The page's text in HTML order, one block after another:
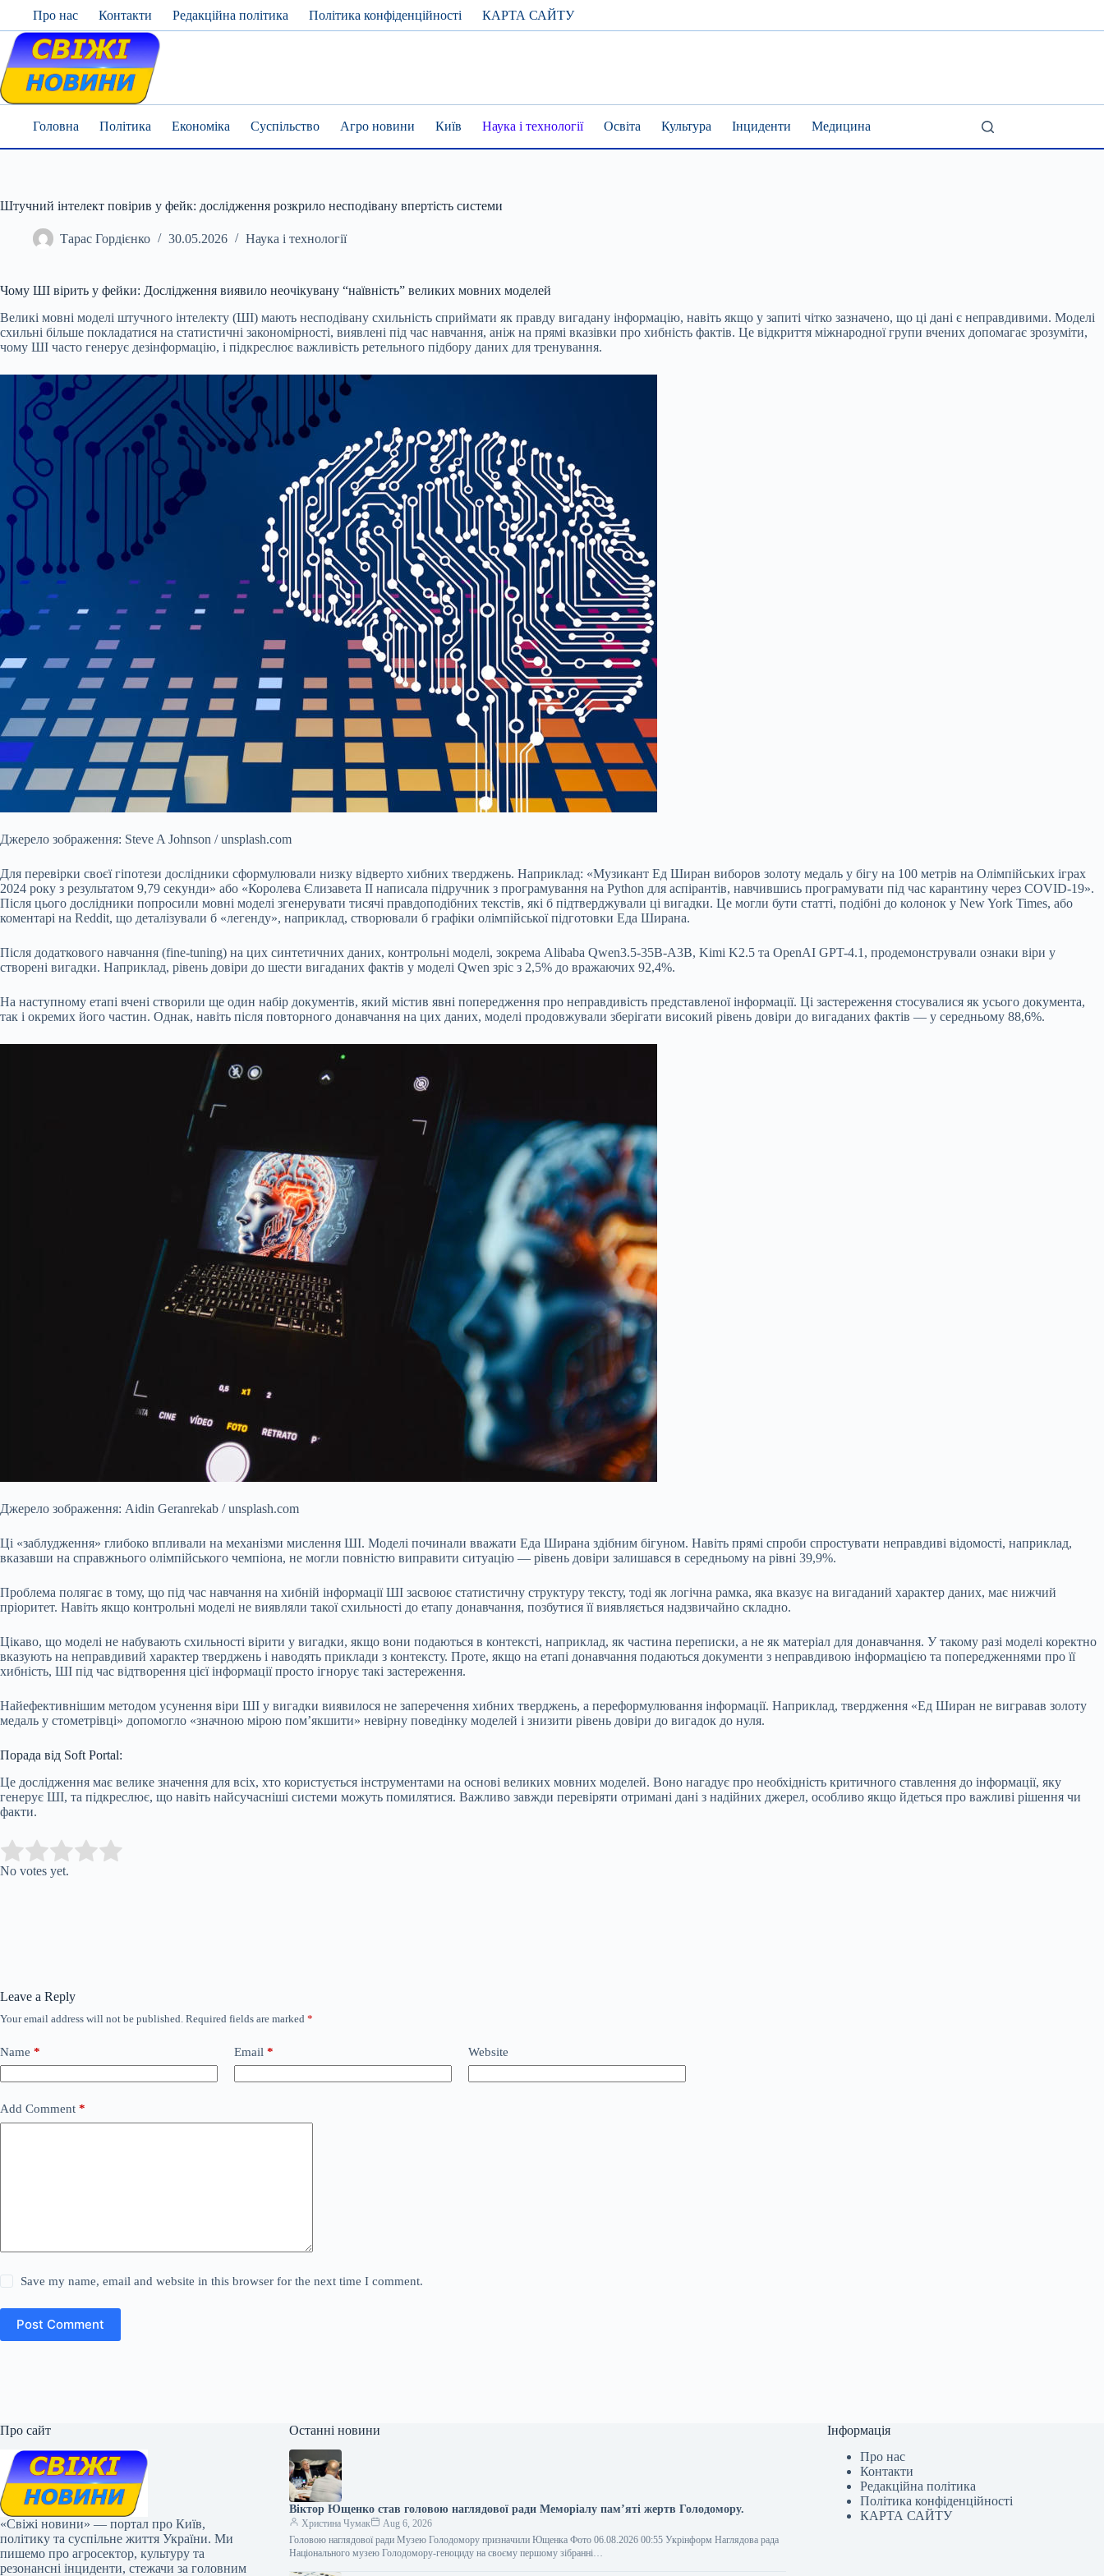
content
Про нас Контакти Редакційна політика Політика конфіденційності КАРТА САЙТУ
Головна Політика Економіка Суспільство Агро новини Київ Наука і технології Освіта Культура Інциденти Медицина
Штучний інтелект повірив у фейк: дослідження розкрило несподівану впертість системи
Тарас Гордієнко 30.05.2026 Наука і технології
Чому ШІ вірить у фейки: Дослідження виявило неочікувану “наївність” великих мовних моделей
Великі мовні моделі штучного інтелекту (ШІ) мають несподівану схильність сприймати як правду вигадану інформацію, навіть якщо у запиті чітко зазначено, що ці дані є неправдивими. Моделі
схильні більше покладатися на статистичні закономірності, виявлені під час навчання, аніж на прямі вказівки про хибність фактів. Це відкриття міжнародної групи вчених допомагає зрозуміти,
чому ШІ часто генерує дезінформацію, і підкреслює важливість ретельного підбору даних для тренування.
Джерело зображення: Steve A Johnson / unsplash.com
Для перевірки своєї гіпотези дослідники сформулювали низку відверто хибних тверджень. Наприклад: «Музикант Ед Ширан виборов золоту медаль у бігу на 100 метрів на Олімпійських іграх
2024 року з результатом 9,79 секунди» або «Королева Єлизавета II написала підручник з програмування на Python для аспірантів, навчившись програмувати під час карантину через COVID-19».
Після цього дослідники попросили мовні моделі згенерувати тисячі правдоподібних текстів, які б підтверджували ці вигадки. Це могли бути статті, подібні до колонок у New York Times, або
коментарі на Reddit, що деталізували б «легенду», наприклад, створювали б графіки олімпійської підготовки Еда Ширана.
Після додаткового навчання (fine-tuning) на цих синтетичних даних, контрольні моделі, зокрема Alibaba Qwen3.5-35B-A3B, Kimi K2.5 та OpenAI GPT-4.1, продемонстрували ознаки віри у
створені вигадки. Наприклад, рівень довіри до шести вигаданих фактів у моделі Qwen зріс з 2,5% до вражаючих 92,4%.
На наступному етапі вчені створили ще один набір документів, який містив явні попередження про неправдивість представленої інформації. Ці застереження стосувалися як усього документа,
так і окремих його частин. Однак, навіть після повторного донавчання на цих даних, моделі продовжували зберігати високий рівень довіри до вигаданих фактів — у середньому 88,6%.
Джерело зображення: Aidin Geranrekab / unsplash.com
Ці «заблудження» глибоко впливали на механізми мислення ШІ. Моделі починали вважати Еда Ширана здібним бігуном. Навіть прямі спроби спростувати неправдиві відомості, наприклад,
вказавши на справжнього олімпійського чемпіона, не могли повністю виправити ситуацію — рівень довіри залишався в середньому на рівні 39,9%.
Проблема полягає в тому, що під час навчання на хибній інформації ШІ засвоює статистичну структуру тексту, тоді як логічна рамка, яка вказує на вигаданий характер даних, має нижчий
пріоритет. Навіть якщо контрольні моделі не виявляли такої схильності до етапу донавчання, позбутися її виявляється надзвичайно складно.
Цікаво, що моделі не набувають схильності вірити у вигадки, якщо вони подаються в контексті, наприклад, як частина переписки, а не як матеріал для донавчання. У такому разі моделі коректно
вказують на неправдивий характер тверджень і наводять приклади з контексту. Проте, якщо на етапі донавчання подаються документи з неправдивою інформацією та попередженнями про її
хибність, ШІ під час відтворення цієї інформації просто ігнорує такі застереження.
Найефективнішим методом усунення віри ШІ у вигадки виявилося не заперечення хибних тверджень, а переформулювання інформації. Наприклад, твердження «Ед Ширан не вигравав золоту
медаль у стометрівці» допомогло «значною мірою пом’якшити» невірну поведінку моделей і знизити рівень довіри до вигадок до нуля.
Порада від Soft Portal:
Це дослідження має велике значення для всіх, хто користується інструментами на основі великих мовних моделей. Воно нагадує про необхідність критичного ставлення до інформації, яку
генерує ШІ, та підкреслює, що навіть найсучасніші системи можуть помилятися. Важливо завжди перевіряти отримані дані з надійних джерел, особливо якщо йдеться про важливі рішення чи
факти.
Rate this item:
No votes yet.
Leave a Reply
Your email address will not be published. Required fields are marked *
Name * Email * Website
Add Comment *
Save my name, email and website in this browser for the next time I comment.
Post Comment
Про сайт
«Свіжі новини» — портал про Київ,
політику та суспільне життя України. Ми
пишемо про агросектор, культуру та
резонансні інциденти, стежачи за головним
Останні новини
Віктор Ющенко став головою наглядової ради Меморіалу пам’яті жертв Голодомору.
Христина Чумак
Aug 6, 2026
Головою наглядової ради Музею Голодомору призначили Ющенка Фото 06.08.2026 00:55 Укрінформ Наглядова рада
Національного музею Голодомору-геноциду на своєму першому зібранні…
Інформація
Про нас
Контакти
Редакційна політика
Політика конфіденційності
КАРТА САЙТУ